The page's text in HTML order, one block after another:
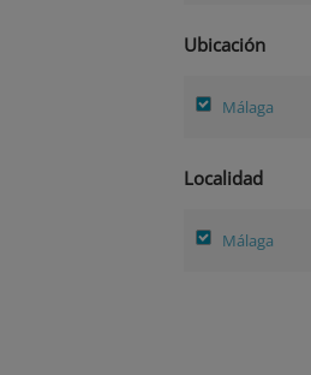
Ubicación
Málaga
Localidad
Málaga